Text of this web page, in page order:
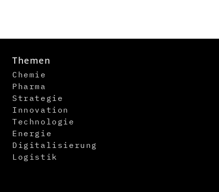
Themen
Chemie
Pharma
Strategie
Innovation
Technologie
Energie
Digitalisierung
Logistik